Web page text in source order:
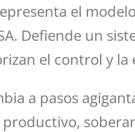
el
Defiende un
el control y la
a pasos